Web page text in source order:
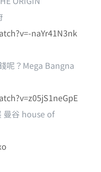
naYr41N3nk
呢？Mega Bangna
曼谷 house of